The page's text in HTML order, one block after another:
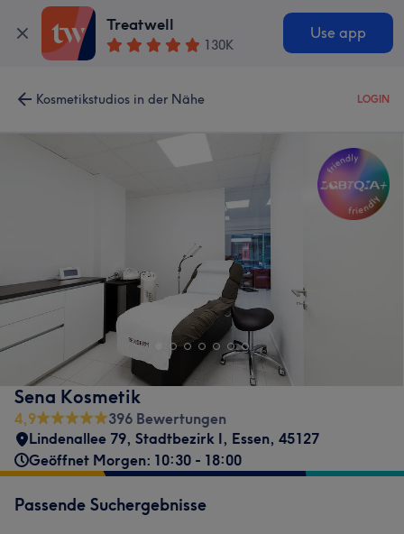
Treatwell
130K
Use app
Kosmetikstudios in der Nähe LOGIN
Sena Kosmetik
4,9
396 Bewertungen
Lindenallee 79, Stadtbezirk I, Essen, 45127
Geöffnet Morgen: 10:30 - 18:00
Passende Suchergebnisse